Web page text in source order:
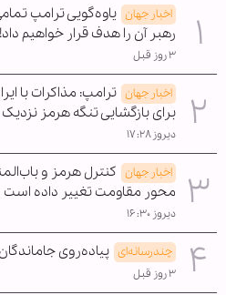
اخبار جهان یاوه‌گویی ترامپ
رهبر آن را هدف قرار خواهیم داد!
۳ روز قبل
اخبار جهان ترامپ: مذاکرات با
برای بازگشایی تنگه هرمز
دیروز ۱۷:۲۸
اخبار جهان کنترل هرمز و
محور مقاومت تغییر داده است
دیروز ۱۶:۳۰
چندرسانه‌ای پیاده‌روی
۳ روز قبل